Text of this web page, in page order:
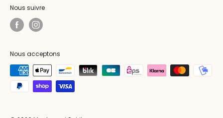
Nous suivre
Nous acceptons